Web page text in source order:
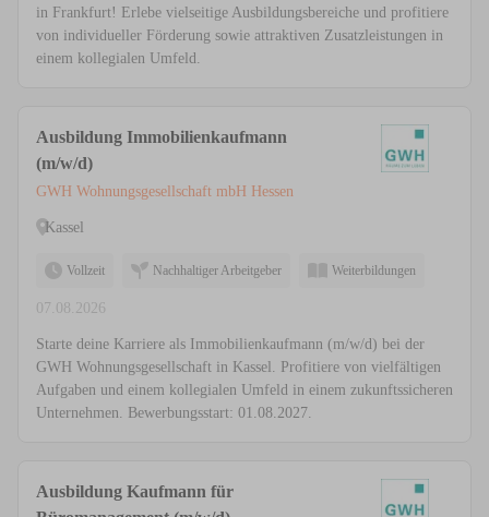
in Frankfurt! Erlebe vielseitige Ausbildungsbereiche und profitiere
von individueller Förderung sowie attraktiven Zusatzleistungen in
einem kollegialen Umfeld.
Ausbildung Immobilienkaufmann
(m/w/d)
GWH Wohnungsgesellschaft mbH Hessen
Kassel
Vollzeit Nachhaltiger Arbeitgeber Weiterbildungen
07.08.2026
Starte deine Karriere als Immobilienkaufmann (m/w/d) bei der
GWH Wohnungsgesellschaft in Kassel. Profitiere von vielfältigen
Aufgaben und einem kollegialen Umfeld in einem zukunftssicheren
Unternehmen. Bewerbungsstart: 01.08.2027.
Ausbildung Kaufmann für